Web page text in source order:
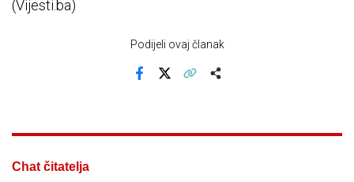
(Vijesti.ba)
Podijeli ovaj članak
Chat čitatelja